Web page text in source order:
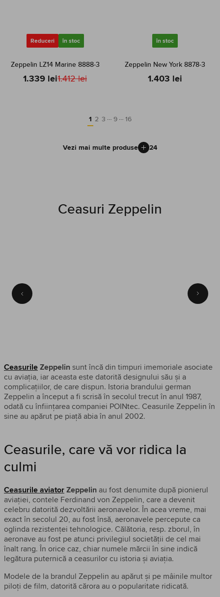
Reduceri în stoc
Zeppelin LZ14 Marine 8888-3
1.339 lei1.412 lei
în stoc
Zeppelin New York 8878-3
1.403 lei
1 2 3 … 9 … 16
Vezi mai multe produse 24
Ceasuri Zeppelin
CeasurileZeppelinsunt încă din timpuri imemoriale asociate
cu aviația, iar aceasta este datorită designului său și a
complicațiilor, de care dispun. Istoria brandului german
Zeppelin a început a fi scrisă în secolul trecut în anul 1987,
odată cu înființarea companiei POINtec. Ceasurile Zeppelin în
sine au apărut pe piață abia în anul 2002.
Ceasurile, care vă vor ridica la
culmi
Ceasurile aviatorZeppelin au fost denumite după pionierul
aviației, contele Ferdinand von Zeppelin, care a devenit
celebru datorită dezvoltării aeronavelor. În acea vreme, mai
exact în secolul 20, au fost însă, aeronavele percepute ca
oglinda rezistenței tehnologice. Călătoria, resp. zborul, în
aeronave au fost pe atunci privilegiul societății de cel mai
înalt rang. În orice caz, chiar numele mărcii în sine indică
legătura puternică a ceasurilor cu istoria și aviația.
Modele de la brandul Zeppelin au apărut și pe mâinile multor
piloți de film, datorită cărora au o popularitate ridicată.